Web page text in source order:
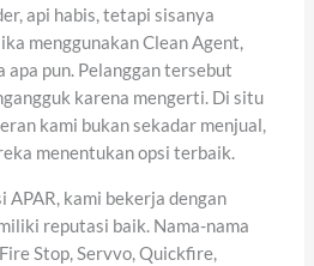
api habis, tetapi sisanya
menggunakan Clean Agent,
apa pun. Pelanggan tersebut
karena mengerti. Di situ
kami bukan sekadar menjual,
menentukan opsi terbaik.
kami bekerja dengan
reputasi baik. Nama-nama
Stop, Servvo, Quickfire,